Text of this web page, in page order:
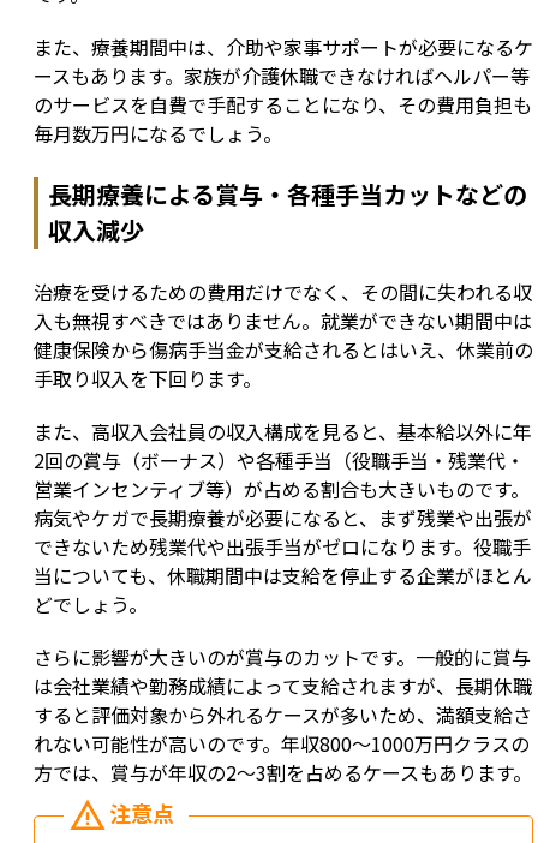
また、療養期間中は、介助や家事サポートが必要になるケ
ースもあります。家族が介護休職できなければヘルパー等
のサービスを自費で手配することになり、その費用負担も
毎月数万円になるでしょう。
長期療養による賞与・各種手当カットなどの
収入減少
治療を受けるための費用だけでなく、その間に失われる収
入も無視すべきではありません。就業ができない期間中は
健康保険から傷病手当金が支給されるとはいえ、休業前の
手取り収入を下回ります。
また、高収入会社員の収入構成を見ると、基本給以外に年
2回の賞与（ボーナス）や各種手当（役職手当・残業代・
営業インセンティブ等）が占める割合も大きいものです。
病気やケガで長期療養が必要になると、まず残業や出張が
できないため残業代や出張手当がゼロになります。役職手
当についても、休職期間中は支給を停止する企業がほとん
どでしょう。
さらに影響が大きいのが賞与のカットです。一般的に賞与
は会社業績や勤務成績によって支給されますが、長期休職
すると評価対象から外れるケースが多いため、満額支給さ
れない可能性が高いのです。年収800～1000万円クラスの
方では、賞与が年収の2～3割を占めるケースもあります。